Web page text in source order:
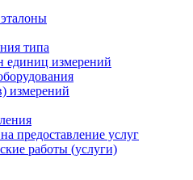
типа
единиц измерений
измерений
предоставление услуг
работы (услуги)